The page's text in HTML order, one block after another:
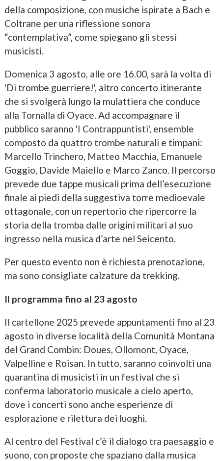
della composizione, con musiche ispirate a Bach e
Coltrane per una riflessione sonora
“contemplativa”, come spiegano gli stessi
musicisti.
Domenica 3 agosto, alle ore 16.00, sarà la volta di
'Di trombe guerriere!', altro concerto itinerante
che si svolgerà lungo la mulattiera che conduce
alla Tornalla di Oyace. Ad accompagnare il
pubblico saranno 'I Contrappuntisti', ensemble
composto da quattro trombe naturali e timpani:
Marcello Trinchero, Matteo Macchia, Emanuele
Goggio, Davide Maiello e Marco Zanco. Il percorso
prevede due tappe musicali prima dell’esecuzione
finale ai piedi della suggestiva torre medioevale
ottagonale, con un repertorio che ripercorre la
storia della tromba dalle origini militari al suo
ingresso nella musica d’arte nel Seicento.
Per questo evento non è richiesta prenotazione,
ma sono consigliate calzature da trekking.
Il programma fino al 23 agosto
Il cartellone 2025 prevede appuntamenti fino al 23
agosto in diverse località della Comunità Montana
del Grand Combin: Doues, Ollomont, Oyace,
Valpelline e Roisan. In tutto, saranno coinvolti una
quarantina di musicisti in un festival che si
conferma laboratorio musicale a cielo aperto,
dove i concerti sono anche esperienze di
esplorazione e rilettura dei luoghi.
Al centro del Festival c’è il dialogo tra paesaggio e
suono, con proposte che spaziano dalla musica